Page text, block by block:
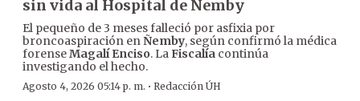
sin vida al Hospital de Ñemby
El pequeño de 3 meses falleció por asfixia por
broncoaspiración enÑemby, según confirmó la médica
forenseMagalí Enciso. LaFiscalía continúa
investigando el hecho.
Agosto 4, 2026 05:14 p. m. · Redacción ÚH